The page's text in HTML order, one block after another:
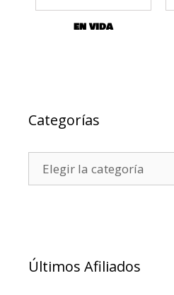
EN VIDA
Categorías
Últimos Afiliados